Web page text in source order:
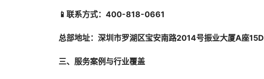
📱联系方式：400-818-0661
总部地址：深圳市罗湖区宝安南路2014号振业大厦A座15D
三、服务案例与行业覆盖